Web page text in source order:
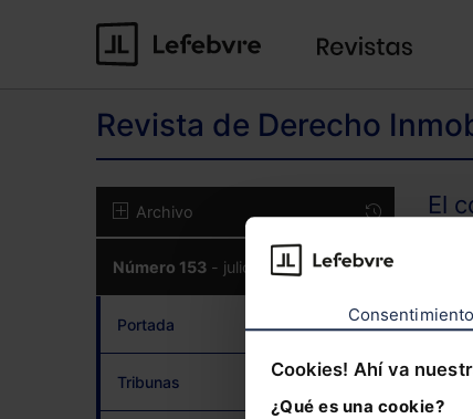
Consentimiento
Cookies! Ahí va
¿Qué es una cookie?
Revista de Derecho
Archivo
Número 153 - julio 2026
Portada
Tribunas
El